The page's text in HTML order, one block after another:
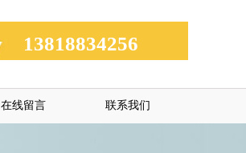
13818834256
在线留言 联系我们